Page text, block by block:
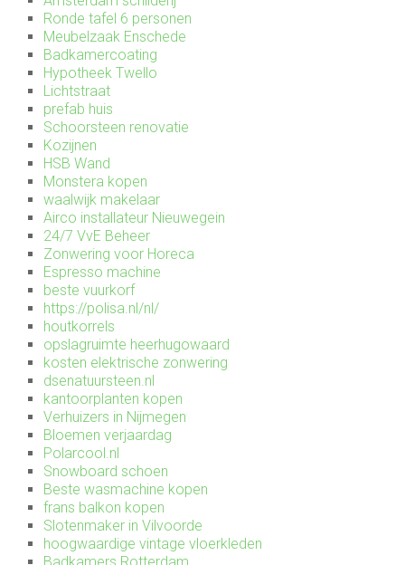
Ronde tafel 6 personen
Meubelzaak Enschede
Badkamercoating
Hypotheek Twello
Lichtstraat
prefab huis
Schoorsteen renovatie
Kozijnen
HSB Wand
Monstera kopen
waalwijk makelaar
Airco installateur Nieuwegein
24/7 VvE Beheer
Zonwering voor Horeca
Espresso machine
beste vuurkorf
https://polisa.nl/nl/
houtkorrels
opslagruimte heerhugowaard
kosten elektrische zonwering
dsenatuursteen.nl
kantoorplanten kopen
Verhuizers in Nijmegen
Bloemen verjaardag
Polarcool.nl
Snowboard schoen
Beste wasmachine kopen
frans balkon kopen
Slotenmaker in Vilvoorde
hoogwaardige vintage vloerkleden